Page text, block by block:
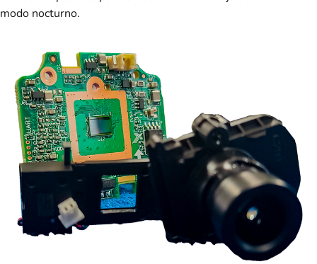
modo nocturno.